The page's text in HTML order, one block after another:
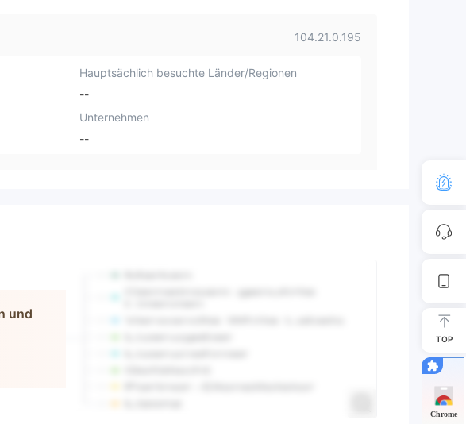
104.21.0.195
Hauptsächlich besuchte Länder/Regionen
--
Unternehmen
--
und
TOP
Chrome